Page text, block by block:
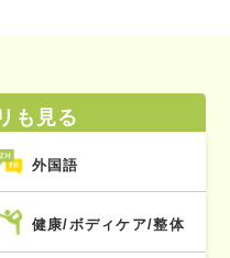
も見る
外国語
健康/ボディケア/整体